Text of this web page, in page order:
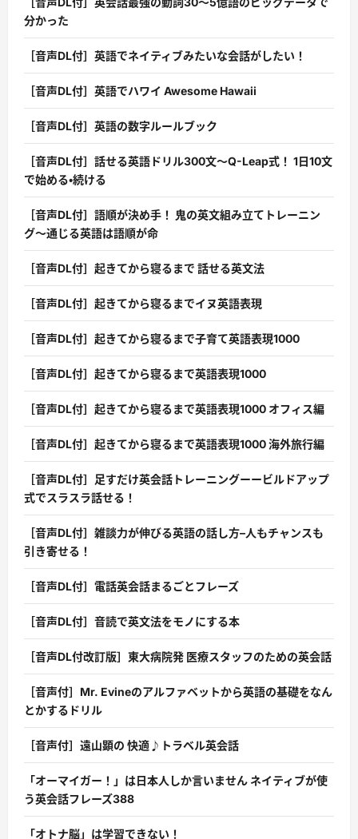
分かった
［音声DL付］英語でネイティブみたいな会話がしたい！
［音声DL付］英語でハワイ Awesome Hawaii
［音声DL付］英語の数字ルールブック
［音声DL付］話せる英語ドリル300文〜Q-Leap式！ 1日10文
で始める・続ける
［音声DL付］語順が決め手！ 鬼の英文組み立てトレーニン
グ〜通じる英語は語順が命
［音声DL付］起きてから寝るまで 話せる英文法
［音声DL付］起きてから寝るまでイヌ英語表現
［音声DL付］起きてから寝るまで子育て英語表現1000
［音声DL付］起きてから寝るまで英語表現1000
［音声DL付］起きてから寝るまで英語表現1000 オフィス編
［音声DL付］起きてから寝るまで英語表現1000 海外旅行編
［音声DL付］足すだけ英会話トレーニングーービルドアップ
式でスラスラ話せる！
［音声DL付］雑談力が伸びる英語の話し方–人もチャンスも
引き寄せる！
［音声DL付］電話英会話まるごとフレーズ
［音声DL付］音読で英文法をモノにする本
［音声DL付改訂版］東大病院発 医療スタッフのための英会話
［音声付］Mr. Evineのアルファベットから英語の基礎をなん
とかするドリル
［音声付］遠山顕の 快適♪トラベル英会話
「オーマイガー！」は日本人しか言いません ネイティブが使
う英会話フレーズ388
「オトナ脳」は学習できない！